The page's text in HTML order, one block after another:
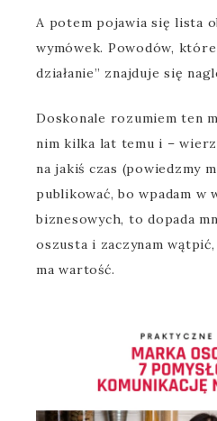
A potem pojawia się lista
wymówek. Powodów,
działanie” znajduje się
Doskonale rozumiem ten
nim kilka lat temu i –
na jakiś czas (powiedzmy
publikować, bo wpadam w
biznesowych, to dopada
oszusta i zaczynam
ma wartość.